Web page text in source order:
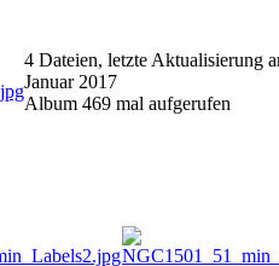
4 Dateien, letzte Aktualisierung
Januar 2017
Album 469 mal aufgerufen